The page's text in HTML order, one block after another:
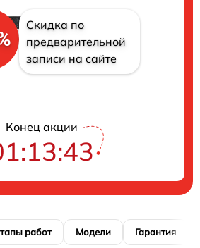
Скидка по
предварительной
записи на сайте
Конец акции
работ Модели Гарантия